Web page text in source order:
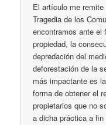
El artículo me
Tragedia de los
encontramos ante el
propiedad, la
depredación del
deforestación de la
más impactante es
forma de obtener el
propietarios que no
a dicha práctica a